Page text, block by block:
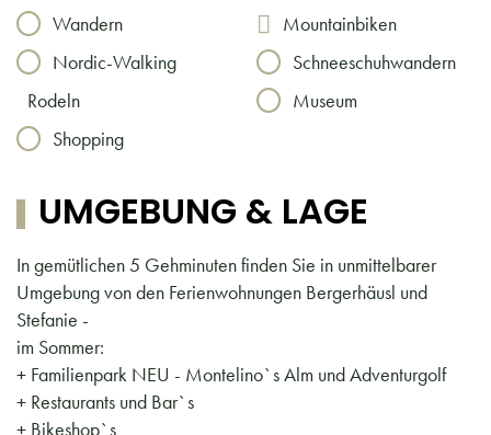
Wandern
Mountainbiken
Nordic-Walking
Schneeschuhwandern
Rodeln
Museum
Shopping
UMGEBUNG & LAGE
In gemütlichen 5 Gehminuten finden Sie in unmittelbarer
Umgebung von den Ferienwohnungen Bergerhäusl und
Stefanie -
im Sommer:
+ Familienpark NEU - Montelino`s Alm und Adventurgolf
+ Restaurants und Bar`s
+ Bikeshop`s